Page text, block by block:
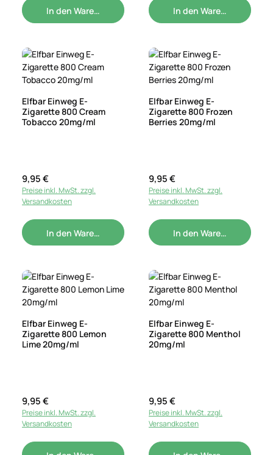
In den Warenkorb In den Warenkorb
Elfbar Einweg E-
Zigarette 800 Cream
Tobacco 20mg/ml
Regulärer Preis:
9,95 €
Preise inkl. MwSt. zzgl.
Versandkosten
In den Warenkorb
Elfbar Einweg E-
Zigarette 800 Frozen
Berries 20mg/ml
Regulärer Preis:
9,95 €
Preise inkl. MwSt. zzgl.
Versandkosten
In den Warenkorb
Elfbar Einweg E-
Zigarette 800 Lemon
Lime 20mg/ml
Regulärer Preis:
9,95 €
Preise inkl. MwSt. zzgl.
Versandkosten
Elfbar Einweg E-
Zigarette 800 Menthol
20mg/ml
Regulärer Preis:
9,95 €
Preise inkl. MwSt. zzgl.
Versandkosten